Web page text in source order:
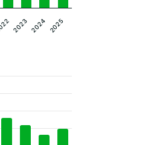
2023 2024 2025